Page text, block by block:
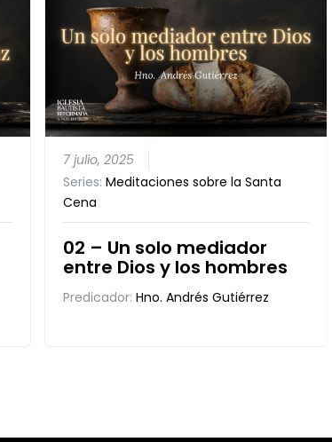
7 julio, 2025
Series:Meditaciones sobre la Santa
Cena
02 – Un solo mediador
entre Dios y los hombres
Predicador:Hno. Andrés Gutiérrez